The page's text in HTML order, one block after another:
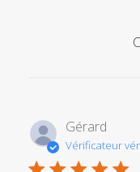
Gérard
Vérificateur